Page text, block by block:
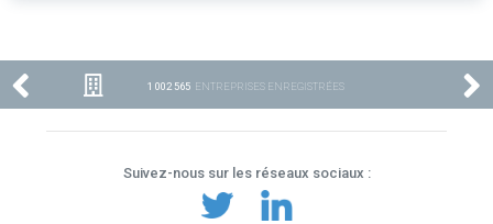
1 002 565 ENTREPRISES ENREGISTRÉES
Suivez-nous sur les réseaux sociaux :